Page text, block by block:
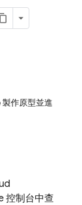
作原型並進
控制台中查